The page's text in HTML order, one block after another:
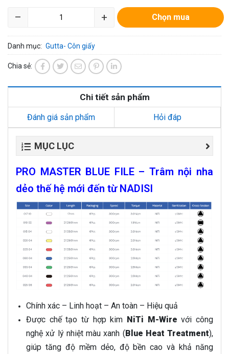
– + Chọn mua
Danh mục: Gutta- Côn giấy
Chia sẻ:
Chi tiết sản phẩm
Đánh giá sản phẩm Hỏi đáp
MỤC LỤC
PRO MASTER BLUE FILE – Trâm nội nha
dẻo thế hệ mới đến từ NADISI
Chính xác – Linh hoạt – An toàn – Hiệu quả
Được chế tạo từ hợp kim NiTi M-Wire với công
nghệ xử lý nhiệt màu xanh (Blue Heat Treatment),
giúp tăng độ mềm dẻo, độ bền cao và khả năng